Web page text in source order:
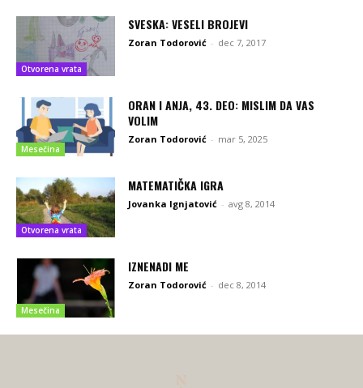
Otvorena vrata
SVESKA: VESELI BROJEVI
Zoran Todorović - dec 7, 2017
Mesečina
ORAN I ANJA, 43. DEO: MISLIM DA VAS
VOLIM
Zoran Todorović - mar 5, 2025
Otvorena vrata
MATEMATIČKA IGRA
Jovanka Ignjatović - avg 8, 2014
Mesečina
IZNENADI ME
Zoran Todorović - dec 8, 2014